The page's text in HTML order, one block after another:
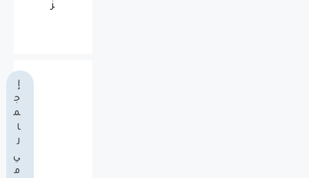
ز
إ
ج
م
ا
ل
ي
م